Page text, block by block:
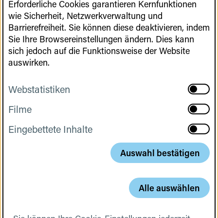
Zu Maßnahmen der Nationalen Strategie GCT
gehören:
Erstellung und Veröffentlichung des
dort vorgeschlagenen Maßnahmen
Netzwerkbüros
dieregulatorische Beratung
Projekt- und Personenförderungen
GeneNovate Investors’ Day
Cookies
Erforderliche Cookies garantieren Kernfunktionen
wie Sicherheit, Netzwerkverwaltung und
Barrierefreiheit. Sie können diese deaktivieren, indem
Sie Ihre Browsereinstellungen ändern. Dies kann
sich jedoch auf die Funktionsweise der Website
auswirken.
Webstatistiken
Cookies
Filme
Cookies
Eingebettete Inhalte
Inhalte
Cookies
Auswahl bestätigen
Alle auswählen